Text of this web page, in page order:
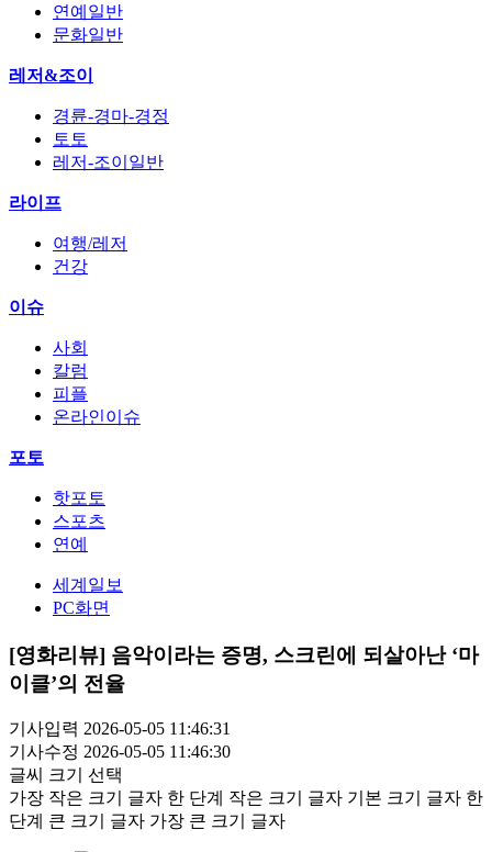
연예일반
문화일반
레저&조이
경륜-경마-경정
토토
레저-조이일반
라이프
여행/레저
건강
이슈
사회
칼럼
피플
온라인이슈
포토
핫포토
스포츠
연예
세계일보
PC화면
[영화리뷰] 음악이라는 증명, 스크린에 되살아난 ‘마
이클’의 전율
기사입력 2026-05-05 11:46:31
기사수정 2026-05-05 11:46:30
글씨 크기 선택
가장 작은 크기 글자 한 단계 작은 크기 글자 기본 크기 글자 한
단계 큰 크기 글자 가장 큰 크기 글자